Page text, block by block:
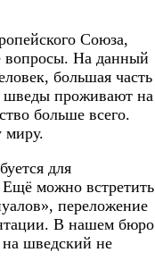
Союза,
вопросы. На данный
большая часть
шведы проживают на
больше всего.
миру.
для
Ещё можно встретить
переложение
В нашем бюро
на шведский не